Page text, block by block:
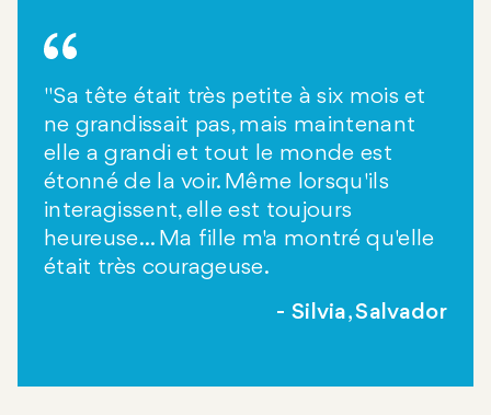
"Sa tête était très petite à six mois et
ne grandissait pas, mais maintenant
elle a grandi et tout le monde est
étonné de la voir. Même lorsqu'ils
interagissent, elle est toujours
heureuse... Ma fille m'a montré qu'elle
était très courageuse.
Silvia, Salvador